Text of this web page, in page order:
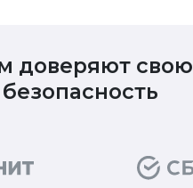
доверяют свою
безопасность